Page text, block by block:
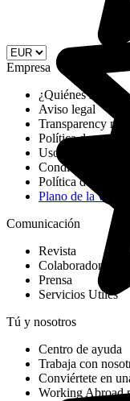
Empresa
¿Quiénes somos?
Aviso legal
Transparency
Política de cookies
Uso de cookies
Condiciones
Política de
Plano de la web
Comunicación
Revista
Colaboradores
Prensa
Servicios Utiles
Tú y nosotros
Centro de ayuda
Trabaja con
Conviértete en
Working Abroad